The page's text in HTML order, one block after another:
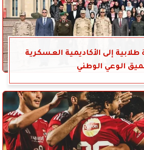
إلى الأكاديمية العسكرية
الوعي الوطني